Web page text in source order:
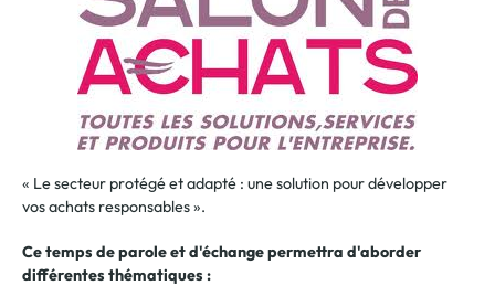
« Le secteur protégé et adapté : une solution pour développer
vos achats responsables ».
Ce temps de parole et d'échange permettra d'aborder
différentes thématiques :